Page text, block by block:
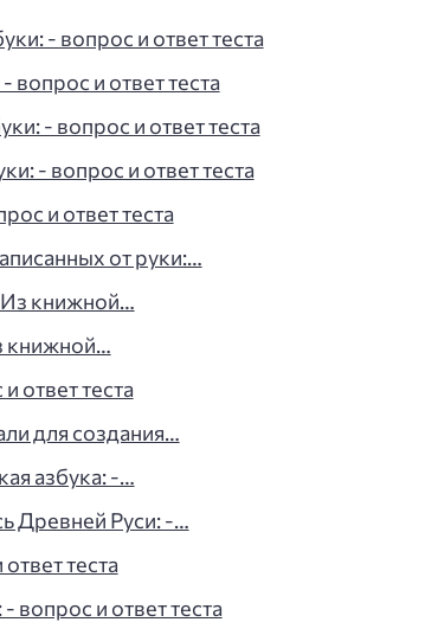
- вопрос и ответ теста
и ответ теста
- вопрос и ответ теста
- вопрос и ответ теста
и ответ теста
от руки:…
книжной…
книжной…
ответ теста
для создания…
азбука: -…
Древней Руси: -…
теста
вопрос и ответ теста